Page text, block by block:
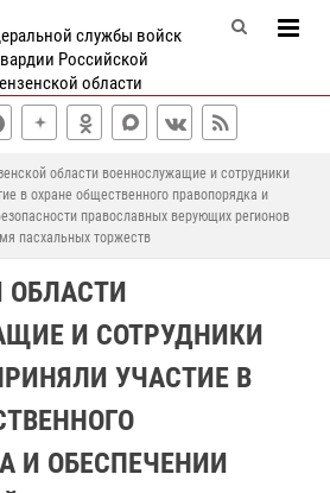
службы войск
Российской
области
области военнослужащие и сотрудники
в охране общественного правопорядка и
православных верующих регионов
пасхальных торжеств
ОБЛАСТИ
И СОТРУДНИКИ
УЧАСТИЕ В
И ОБЕСПЕЧЕНИИ